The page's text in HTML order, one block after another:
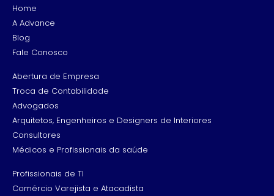
Home
A Advance
Blog
Fale Conosco
Abertura de Empresa
Troca de Contabilidade
Advogados
Arquitetos, Engenheiros e Designers de Interiores
Consultores
Médicos e Profissionais da saúde
Profissionais de TI
Comércio Varejista e Atacadista